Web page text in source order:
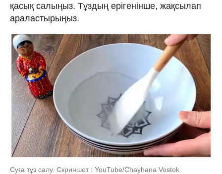
қасық салыңыз. Тұздың ерігенінше, жақсылап
араластырыңыз.
Суға тұз салу. Скриншот : YouTube/Chayhana Vostok